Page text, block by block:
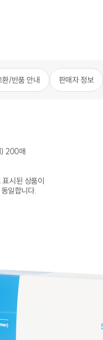
환/반품 안내 판매자 정보
200매
시된 상품이
일합니다.